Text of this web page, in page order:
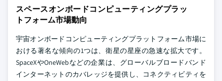
スペースオンボードコンピューティングプラッ
トフォーム市場動向
宇宙オンボードコンピューティングプラットフォーム市場に
おける著名な傾向の1つは、衛星の星座の急速な拡大です。
SpaceXやOneWebなどの企業は、グローバルブロードバンド
インターネットのカバレッジを提供し、コネクティビティを